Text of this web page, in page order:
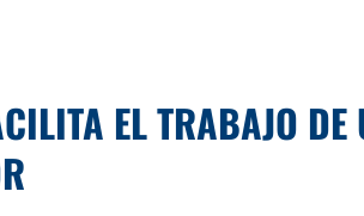
EL TRABAJO DE